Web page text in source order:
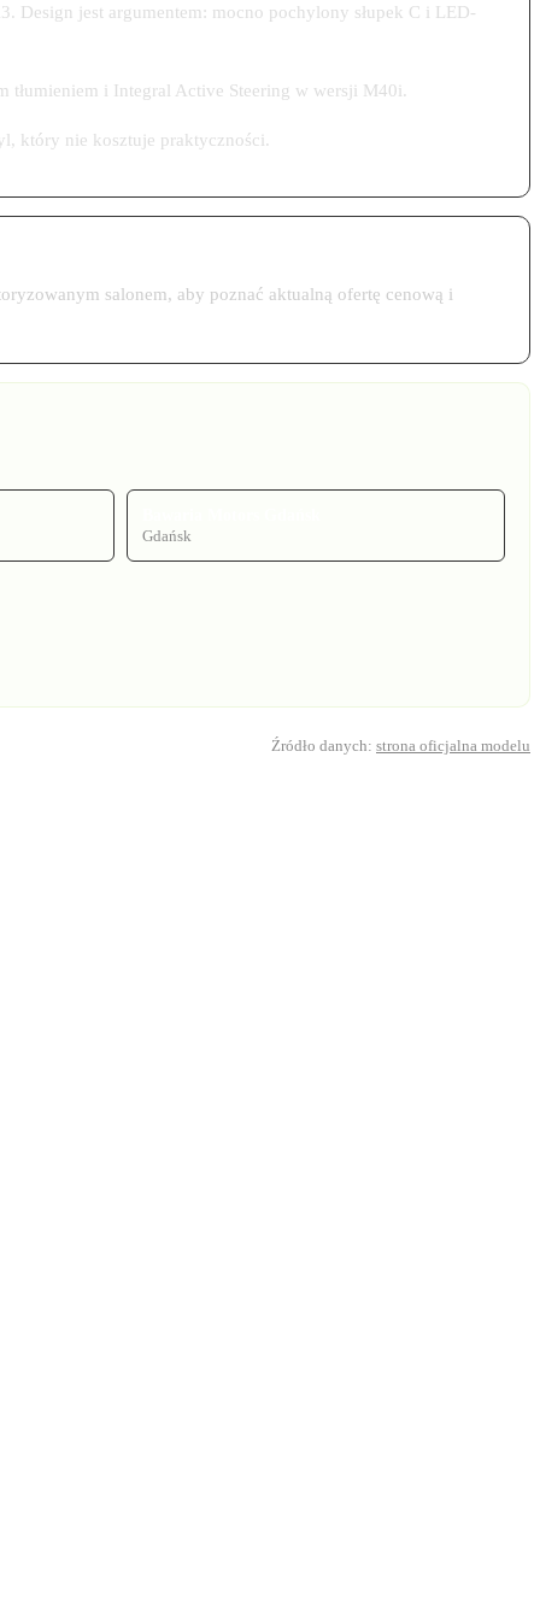
jest argumentem: mocno pochylony słupek C i LED-
i Integral Active Steering w wersji M40i.
który nie kosztuje praktyczności.
salonem, aby poznać aktualną ofertę cenową i
Gdańsk
Źródło danych: strona oficjalna modelu